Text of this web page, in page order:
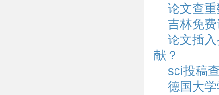
论文查
吉林免
论文插
献？
sci投稿
德国大